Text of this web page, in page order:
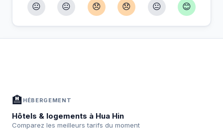
😐 😐 😞 😞 😐 😊
🏨 HÉBERGEMENT
Hôtels & logements à Hua Hin
Comparez les meilleurs tarifs du moment